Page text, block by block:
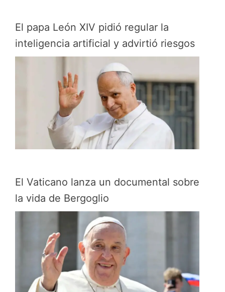
El papa León XIV pidió regular la
inteligencia artificial y advirtió riesgos
El Vaticano lanza un documental sobre
la vida de Bergoglio